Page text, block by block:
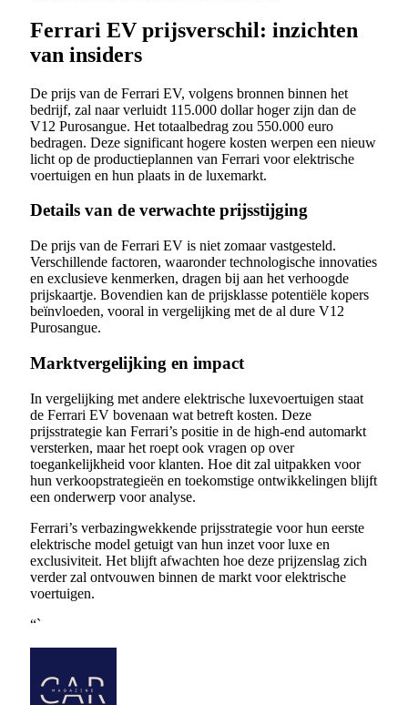
Ferrari EV prijsverschil: inzichten
van insiders
De prijs van de Ferrari EV, volgens bronnen binnen het
bedrijf, zal naar verluidt 115.000 dollar hoger zijn dan de
V12 Purosangue. Het totaalbedrag zou 550.000 euro
bedragen. Deze significant hogere kosten werpen een nieuw
licht op de productieplannen van Ferrari voor elektrische
voertuigen en hun plaats in de luxemarkt.
Details van de verwachte prijsstijging
De prijs van de Ferrari EV is niet zomaar vastgesteld.
Verschillende factoren, waaronder technologische innovaties
en exclusieve kenmerken, dragen bij aan het verhoogde
prijskaartje. Bovendien kan de prijsklasse potentiële kopers
beïnvloeden, vooral in vergelijking met de al dure V12
Purosangue.
Marktvergelijking en impact
In vergelijking met andere elektrische luxevoertuigen staat
de Ferrari EV bovenaan wat betreft kosten. Deze
prijsstrategie kan Ferrari’s positie in de high-end automarkt
versterken, maar het roept ook vragen op over
toegankelijkheid voor klanten. Hoe dit zal uitpakken voor
hun verkoopstrategieën en toekomstige ontwikkelingen blijft
een onderwerp voor analyse.
Ferrari’s verbazingwekkende prijsstrategie voor hun eerste
elektrische model getuigt van hun inzet voor luxe en
exclusiviteit. Het blijft afwachten hoe deze prijzenslag zich
verder zal ontvouwen binnen de markt voor elektrische
voertuigen.
“`